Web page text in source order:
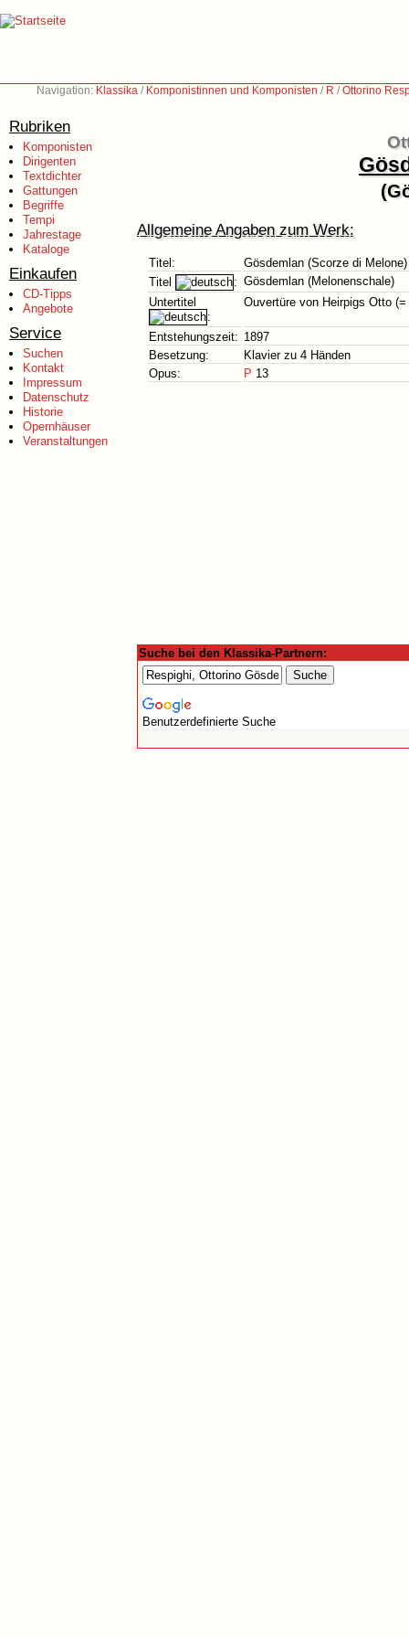
Navigation: Klassika / Komponistinnen und Komponisten / R /Ottorino
Rubriken
Komponisten
Dirigenten
Textdichter
Gattungen
Begriffe
Tempi
Jahrestage
Kataloge
Einkaufen
CD-Tipps
Angebote
Service
Suchen
Kontakt
Impressum
Datenschutz
Historie
Opernhäuser
Veranstaltungen
Allgemeine Angaben zum Werk:
Titel:
Gösdemlan (Scorze di Melone)
Titel
: Gösdemlan (Melonenschale)
Untertitel
:
Ouvertüre von Heirpigs Otto
Entstehungszeit: 1897
Besetzung:
Klavier zu 4 Händen
Opus:
P 13
Suche bei den Klassika-Partnern:
Benutzerdefinierte Suche